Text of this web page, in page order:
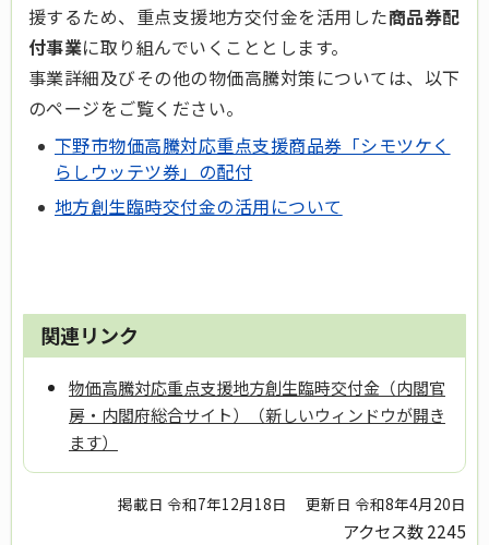
援するため、重点支援地方交付金を活用した商品券配
付事業に取り組んでいくこととします。
事業詳細及びその他の物価高騰対策については、以下
のページをご覧ください。
下野市物価高騰対応重点支援商品券「シモツケく
らしウッテツ券」の配付
地方創生臨時交付金の活用について
関連リンク
物価高騰対応重点支援地方創生臨時交付金（内閣官
房・内閣府総合サイト）（新しいウィンドウが開き
ます）
掲載日 令和7年12月18日 更新日 令和8年4月20日
アクセス数2245